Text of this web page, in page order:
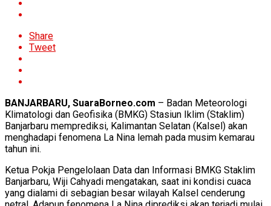
Share
Tweet
BANJARBARU, SuaraBorneo.com – Badan Meteorologi
Klimatologi dan Geofisika (BMKG) Stasiun Iklim (Staklim)
Banjarbaru memprediksi, Kalimantan Selatan (Kalsel) akan
menghadapi fenomena La Nina lemah pada musim kemarau
tahun ini.
Ketua Pokja Pengelolaan Data dan Informasi BMKG Staklim
Banjarbaru, Wiji Cahyadi mengatakan, saat ini kondisi cuaca
yang dialami di sebagian besar wilayah Kalsel cenderung